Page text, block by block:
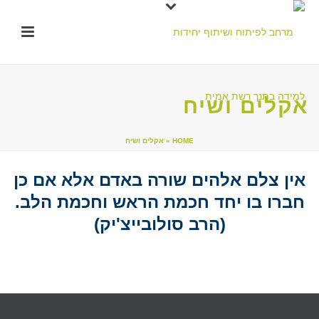
אקלים ושיח
HOME
» אקלים ושיח
אין צלם אלהים שורה באדם אלא אם כן
חברו בו יחד חכמת הראש וחכמת הלב.
(הרב סולובייצ'יק)